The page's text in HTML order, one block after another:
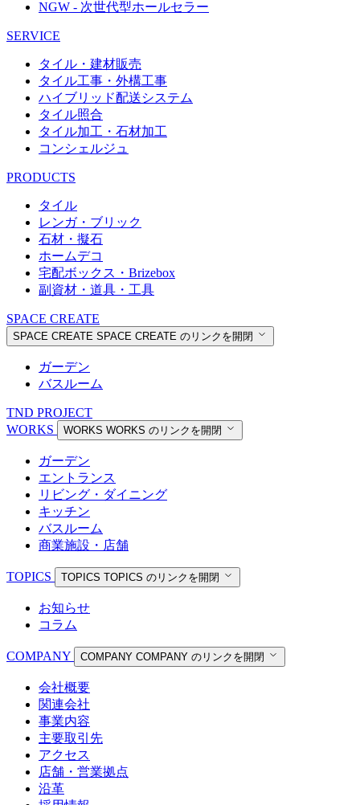
NGW - 次世代型ホールセラー
SERVICE
タイル・建材販売
タイル工事・外構工事
ハイブリッド配送システム
タイル照合
タイル加工・石材加工
コンシェルジュ
PRODUCTS
タイル
レンガ・ブリック
石材・擬石
ホームデコ
宅配ボックス・Brizebox
副資材・道具・工具
SPACE CREATE
SPACE CREATE SPACE CREATE のリンクを開閉
ガーデン
バスルーム
TND PROJECT
WORKS
WORKS WORKS のリンクを開閉
ガーデン
エントランス
リビング・ダイニング
キッチン
バスルーム
商業施設・店舗
TOPICS TOPICS TOPICS のリンクを開閉
お知らせ
コラム
COMPANY COMPANY COMPANY のリンクを開閉
会社概要
関連会社
事業内容
主要取引先
アクセス
店舗・営業拠点
沿革